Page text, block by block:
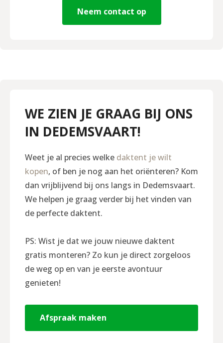
Neem contact op
WE ZIEN JE GRAAG BIJ ONS
IN DEDEMSVAART!
Weet je al precies welke daktent je wilt
kopen, of ben je nog aan het oriënteren? Kom
dan vrijblijvend bij ons langs in Dedemsvaart.
We helpen je graag verder bij het vinden van
de perfecte daktent.
PS: Wist je dat we jouw nieuwe daktent
gratis monteren? Zo kun je direct zorgeloos
de weg op en van je eerste avontuur
genieten!
Afspraak maken